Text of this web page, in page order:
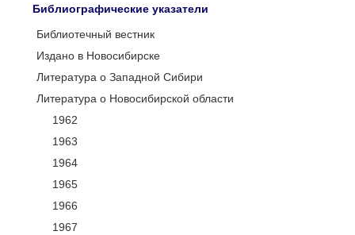
Библиографические указатели
Библиотечный вестник
Издано в Новосибирске
Литература о Западной Сибири
Литература о Новосибирской области
1962
1963
1964
1965
1966
1967